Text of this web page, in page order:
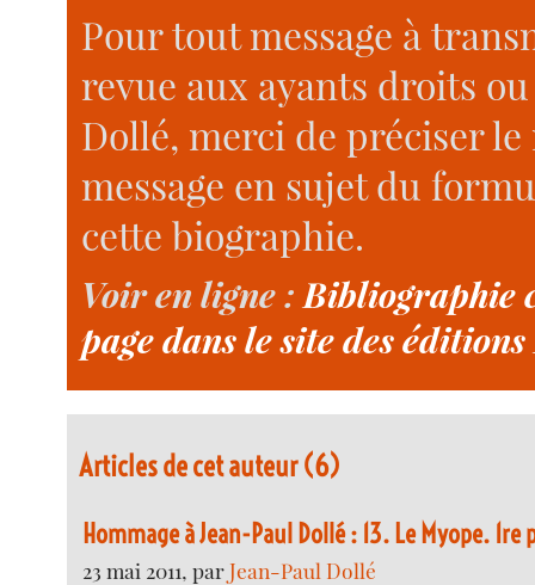
Pour tout message à
revue aux ayants droits
Dollé, merci de préciser
message en sujet du
cette biographie.
Voir en ligne : Bibliographie
page dans le site des
Articles de cet auteur (6)
Hommage à Jean-Paul Dollé : 13. Le Myope.
23 mai 2011, parJean-Paul Dollé